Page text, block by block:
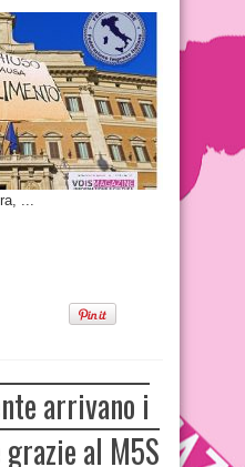
...
arrivano i
al M5S